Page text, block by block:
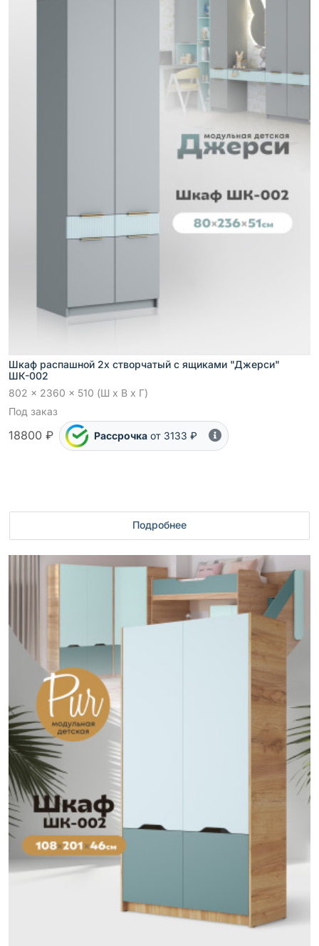
Шкаф распашной 2х створчатый с ящиками "Джерси"
ШК-002
802 x 2360 x 510 (Ш x В x Г)
Под заказ
18800 ₽ Рассрочка от 3133 ₽
Подробнее